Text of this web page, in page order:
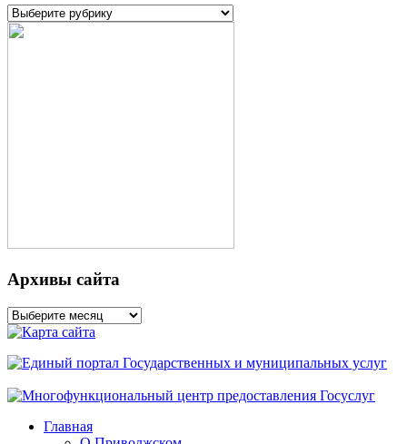
Рубрики
Архивы сайта
Архивы
сайта
Главная